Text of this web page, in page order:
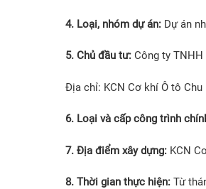
4. Loại, nhóm dự án: Dự án
5. Chủ đầu tư: Công ty TNHH
Địa chỉ: KCN Cơ khí Ô tô Chu
6. Loại và cấp công trình
7. Địa điểm xây dựng: KCN
8. Thời gian thực hiện: Từ